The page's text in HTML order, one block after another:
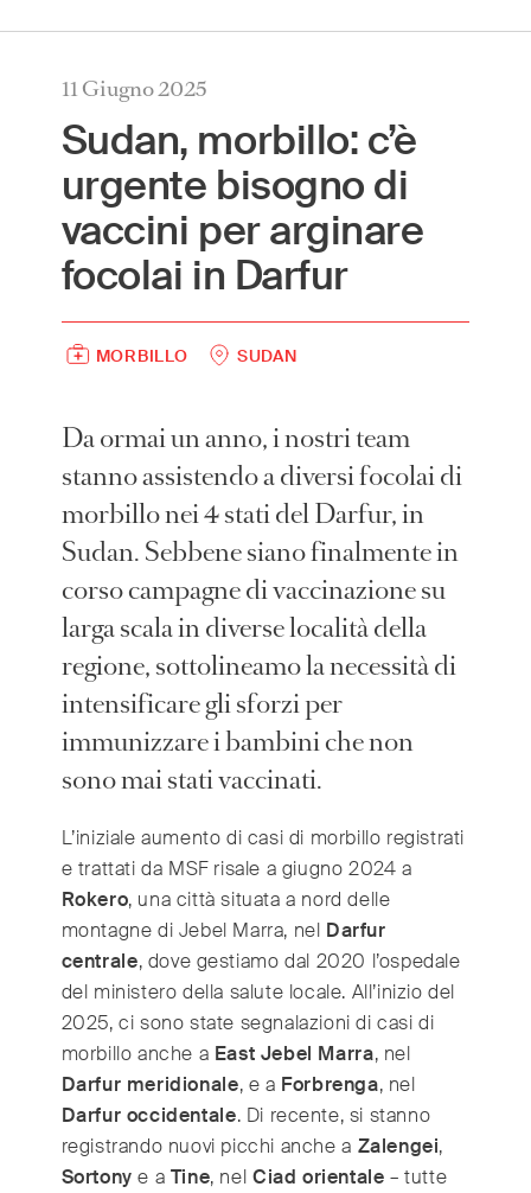
11 Giugno 2025
Sudan, morbillo: c’è
urgente bisogno di
vaccini per arginare
focolai in Darfur
MORBILLO SUDAN
Da ormai un anno, i nostri team
stanno assistendo a diversi focolai di
morbillo nei 4 stati del Darfur, in
Sudan. Sebbene siano finalmente in
corso campagne di vaccinazione su
larga scala in diverse località della
regione, sottolineamo la necessità di
intensificare gli sforzi per
immunizzare i bambini che non
sono mai stati vaccinati.
L’iniziale aumento di casi di morbillo registrati
e trattati da MSF risale a giugno 2024 a
Rokero, una città situata a nord delle
montagne di Jebel Marra, nel Darfur
centrale, dove gestiamo dal 2020 l’ospedale
del ministero della salute locale. All’inizio del
2025, ci sono state segnalazioni di casi di
morbillo anche a East Jebel Marra, nel
Darfur meridionale, e a Forbrenga, nel
Darfur occidentale. Di recente, si stanno
registrando nuovi picchi anche a Zalengei,
Sortony e a Tine, nel Ciad orientale – tutte
International (English)
Australia (English)
Austria (Deutsch)
Belgium (Nederlands/Français)
(Português)
Canada (English/Français)
Czech Republic (Česky/English)
Denmark (Dansk)
Germany (Deutsch)
Greece (ελληνικά)
Hong Kong (繁體中文)
India (English)
(Italiano)
Japan
Luxembourg (Français)
Mexico (Español)
Myanmar (English/ မြန်မာစာ)
Netherlands (Nederlands)
Russia (Русский)
South Africa (English)
South East Asia (汉语/English)
South Korea (한국어)
Spain (Español)
Sweden (Svenska)
Switzerland (Deutsch/Français)
Turkey (Türkiye)
United Kingdom (English)
United Arab Emirates (English/العربية)